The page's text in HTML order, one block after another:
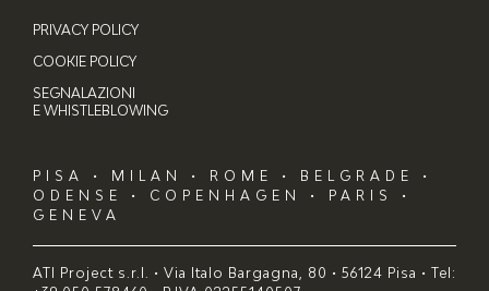
PRIVACY POLICY
COOKIE POLICY
SEGNALAZIONI
E WHISTLEBLOWING
PISA • MILAN • ROME • BELGRADE •
ODENSE • COPENHAGEN • PARIS •
GENEVA
ATI Project s.r.l. • Via Italo Bargagna, 80 • 56124 Pisa • Tel: